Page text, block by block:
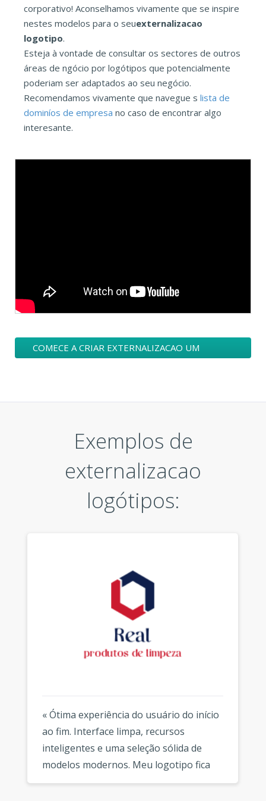
corporativo! Aconselhamos vivamente que se inspire
nestes modelos para o seuexternalizacao
logotipo.
Esteja à vontade de consultar os sectores de outros
áreas de ngócio por logótipos que potencialmente
poderiam ser adaptados ao seu negócio.
Recomendamos vivamente que navegue s lista de
dominíos de empresa no caso de encontrar algo
interesante.
COMECE A CRIAR EXTERNALIZACAO UM
Exemplos de
externalizacao
logótipos:
« Ótima experiência do usuário do início
ao fim. Interface limpa, recursos
inteligentes e uma seleção sólida de
modelos modernos. Meu logotipo fica
fantástico em todos os lugares que uso.